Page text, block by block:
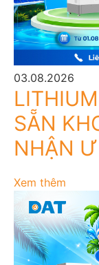
03.08.2026
SẴN
NHẬN
Xem thêm